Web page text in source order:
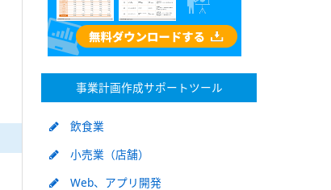
事業計画作成サポートツール
飲食業
小売業（店舗）
Web、アプリ開発